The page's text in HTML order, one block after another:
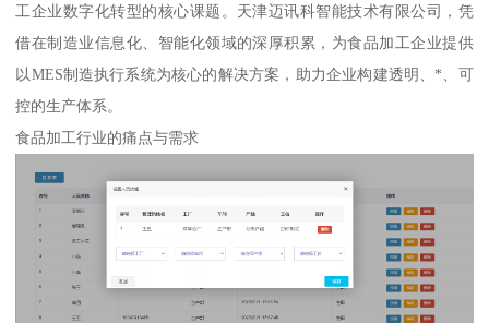
工企业数字化转型的核心课题。天津迈讯科智能技术有限公司，凭
借在制造业信息化、智能化领域的深厚积累，为食品加工企业提供
以MES制造执行系统为核心的解决方案，助力企业构建透明、*、可
控的生产体系。
食品加工行业的痛点与需求